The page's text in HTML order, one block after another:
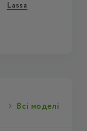
Lassa
Всі моделі